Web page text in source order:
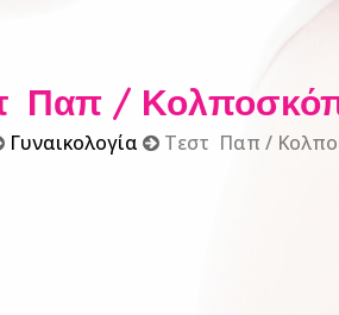
Παπ /
Γυναικολογία Τεστ Παπ /